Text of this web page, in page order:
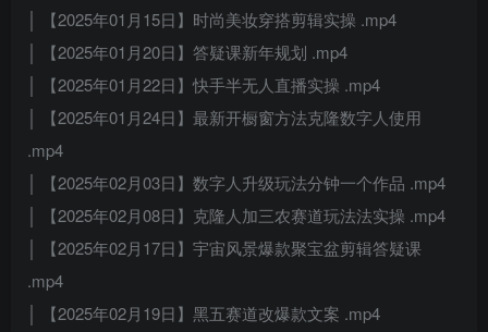
│ 【2025年01月15日】时尚美妆穿搭剪辑实操 .mp4
│ 【2025年01月20日】答疑课新年规划 .mp4
│ 【2025年01月22日】快手半无人直播实操 .mp4
│ 【2025年01月24日】最新开橱窗方法克隆数字人使用
.mp4
│ 【2025年02月03日】数字人升级玩法分钟一个作品 .mp4
│ 【2025年02月08日】克隆人加三农赛道玩法法实操 .mp4
│ 【2025年02月17日】宇宙风景爆款聚宝盆剪辑答疑课
.mp4
│ 【2025年02月19日】黑五赛道改爆款文案 .mp4